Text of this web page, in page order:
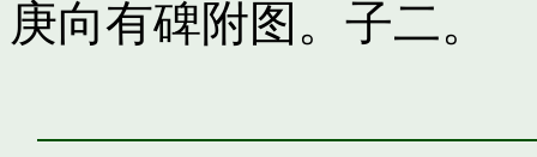
庚向有碑附图。子二。